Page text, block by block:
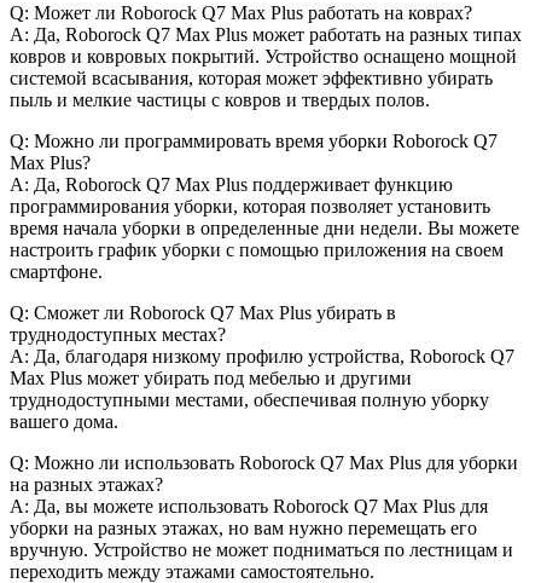
Q: Может ли Roborock Q7 Max Plus работать на коврах?
A: Да, Roborock Q7 Max Plus может работать на разных типах
ковров и ковровых покрытий. Устройство оснащено мощной
системой всасывания, которая может эффективно убирать
пыль и мелкие частицы с ковров и твердых полов.
Q: Можно ли программировать время уборки Roborock Q7
Max Plus?
A: Да, Roborock Q7 Max Plus поддерживает функцию
программирования уборки, которая позволяет установить
время начала уборки в определенные дни недели. Вы можете
настроить график уборки с помощью приложения на своем
смартфоне.
Q: Сможет ли Roborock Q7 Max Plus убирать в
труднодоступных местах?
A: Да, благодаря низкому профилю устройства, Roborock Q7
Max Plus может убирать под мебелью и другими
труднодоступными местами, обеспечивая полную уборку
вашего дома.
Q: Можно ли использовать Roborock Q7 Max Plus для уборки
на разных этажах?
A: Да, вы можете использовать Roborock Q7 Max Plus для
уборки на разных этажах, но вам нужно перемещать его
вручную. Устройство не может подниматься по лестницам и
переходить между этажами самостоятельно.